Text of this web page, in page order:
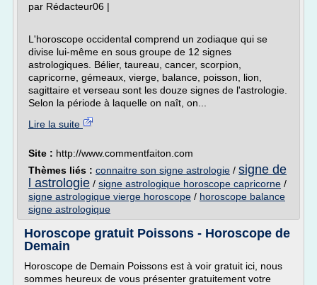
par Rédacteur06 |
L'horoscope occidental comprend un zodiaque qui se
divise lui-même en sous groupe de 12 signes
astrologiques. Bélier, taureau, cancer, scorpion,
capricorne, gémeaux, vierge, balance, poisson, lion,
sagittaire et verseau sont les douze signes de l'astrologie.
Selon la période à laquelle on naît, on...
Lire la suite
Site : http://www.commentfaiton.com
Thèmes liés : connaitre son signe astrologie / signe de
l astrologie / signe astrologique horoscope capricorne /
signe astrologique vierge horoscope / horoscope balance
signe astrologique
Horoscope gratuit Poissons - Horoscope de
Demain
Horoscope de Demain Poissons est à voir gratuit ici, nous
sommes heureux de vous présenter gratuitement votre